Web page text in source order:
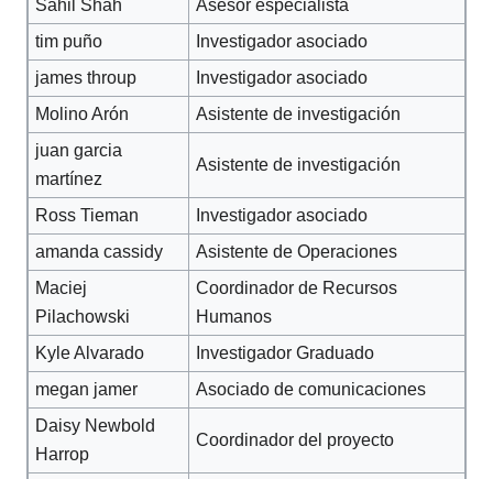
Sahil Shah
Asesor especialista
tim puño
Investigador asociado
james throup
Investigador asociado
Molino Arón
Asistente de investigación
juan garcia
martínez
Asistente de investigación
Ross Tieman
Investigador asociado
amanda cassidy
Asistente de Operaciones
Maciej
Pilachowski
Coordinador de Recursos
Humanos
Kyle Alvarado
Investigador Graduado
megan jamer
Asociado de comunicaciones
Daisy Newbold
Harrop
Coordinador del proyecto